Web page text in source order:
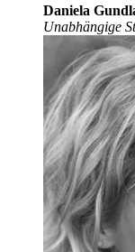
Daniela
Unabhängige